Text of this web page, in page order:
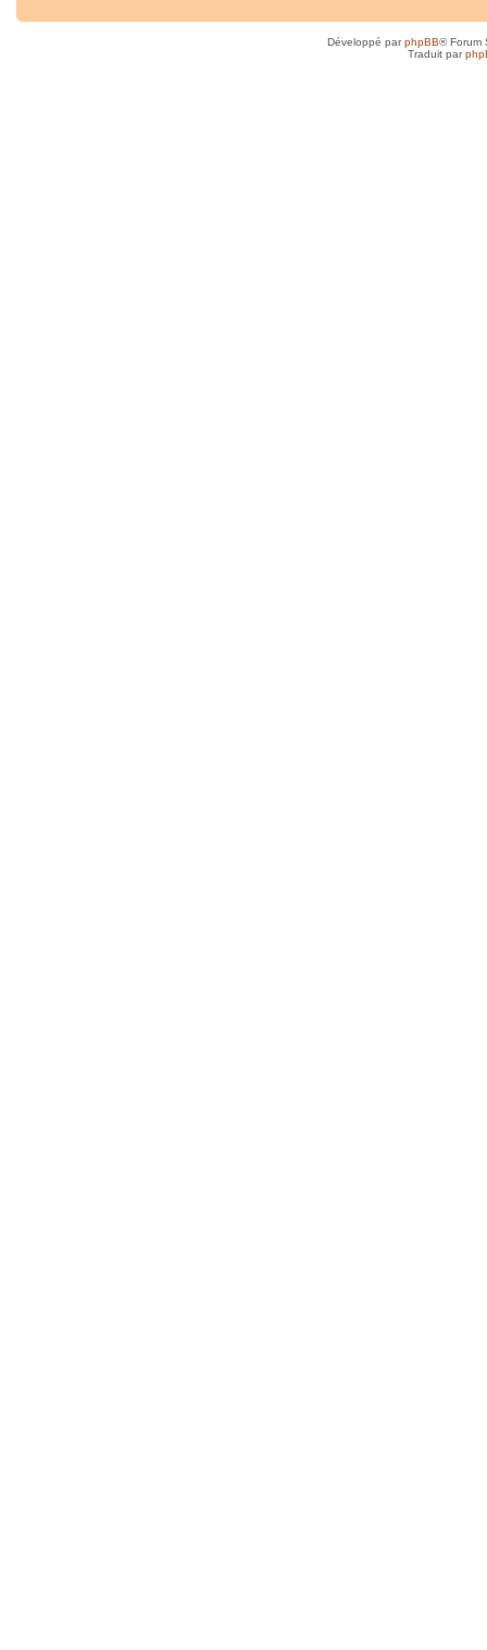
Développé parphpBB® Forum
Traduit par